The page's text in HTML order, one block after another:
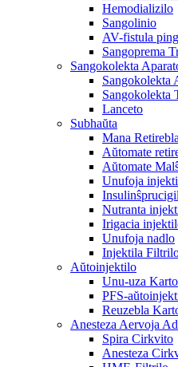
Hemodializilo
Sangolinio
AV-fistula
Sangoprema
Sangokolekta
Sangokolekta
Sangokolekta
Lanceto
Subhaŭta
Mana
Aŭtomate
Aŭtomate
Unufoja
Nutranta
Irigacia
Unufoja nadlo
Injektila
Aŭtoinjektilo
Unu-uza
PFS-
Reuzebla
Anesteza Aervoja
Spira Cirkvito
Anesteza